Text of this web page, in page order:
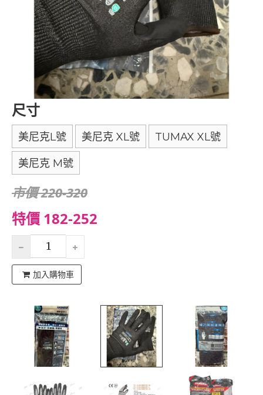
尺寸
美尼克L號 美尼克 XL號 TUMAX XL號
美尼克 M號
市價 220-320
特價 182-252
加入購物車